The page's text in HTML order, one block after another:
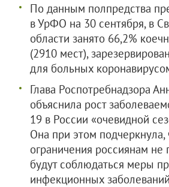
По данным полпредства
в УрФО на 30 сентября, в
области занято 66,2%
(2910 мест),
для больных
Глава Роспотребнадзора
объяснила рост
19 в России «очевидной
Она при этом подчеркнула,
ограничения россиянам не
будут соблюдаться меры
инфекционных